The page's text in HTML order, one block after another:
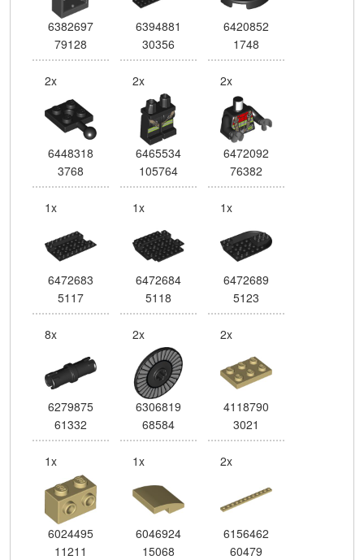
6382697
79128
6394881
30356
6420852
1748
2x
6448318
3768
2x
6465534
105764
2x
6472092
76382
1x
6472683
5117
1x
6472684
5118
1x
6472689
5123
8x
6279875
61332
2x
6306819
68584
2x
4118790
3021
1x
6024495
11211
1x
6046924
15068
2x
6156462
60479